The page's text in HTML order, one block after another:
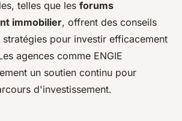
telles que les forums
immobilier, offrent des conseils
pour investir efficacement
agences comme ENGIE
un soutien continu pour
d'investissement.